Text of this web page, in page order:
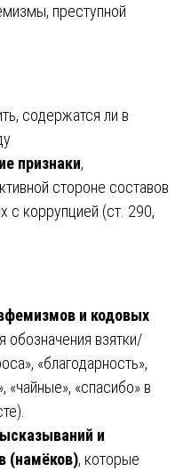
преступной
содержатся ли в
признаки,
стороне составов
с коррупцией (ст. 290,
и кодовых
обозначения взятки/
«благодарность»,
«чайные», «спасибо» в
и
(намёков), которые